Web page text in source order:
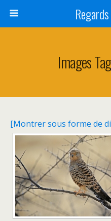
Images
[Montrer sous forme de